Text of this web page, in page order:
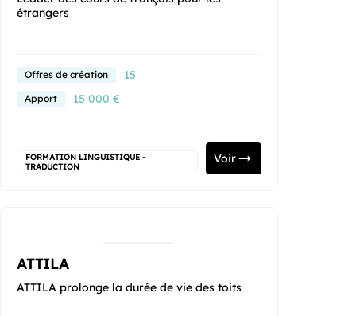
étrangers
Offres de création 15
Apport 15 000 €
FORMATION LINGUISTIQUE -
TRADUCTION
Voir
ATTILA
ATTILA prolonge la durée de vie des toits